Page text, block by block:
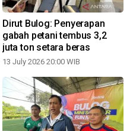
Dirut Bulog: Penyerapan
gabah petani tembus 3,2
juta ton setara beras
13 July 2026 20:00 WIB